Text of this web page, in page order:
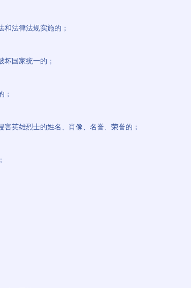
法律法规实施的；
国家统一的；
英雄烈士的姓名、肖像、名誉、荣誉的；